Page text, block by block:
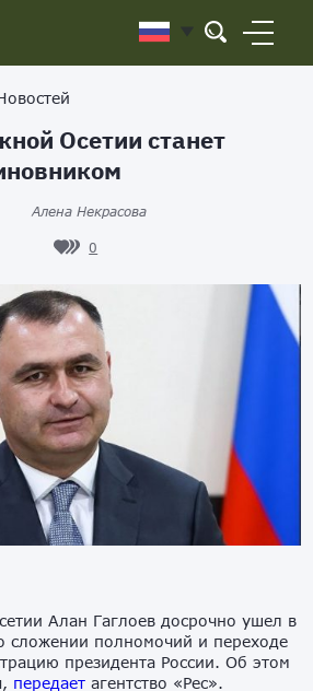
Осетии станет
Алена Некрасова
0
Алан Гаглоев досрочно ушел в
сложении полномочий и переходе
президента России. Об этом
передает агентство «Рес».